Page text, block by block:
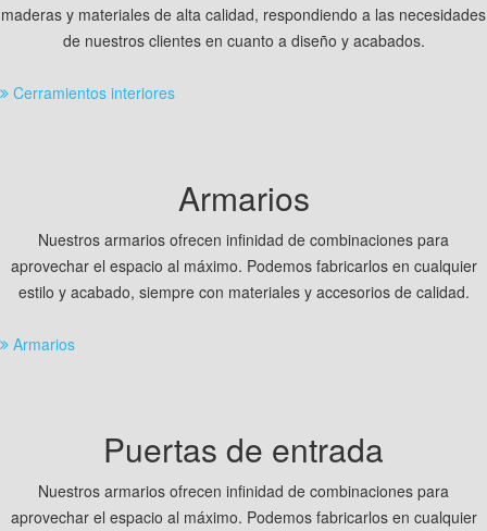
maderas y materiales de alta calidad, respondiendo a las necesidades
de nuestros clientes en cuanto a diseño y acabados.
Cerramientos interiores
Armarios
Nuestros armarios ofrecen infinidad de combinaciones para
aprovechar el espacio al máximo. Podemos fabricarlos en cualquier
estilo y acabado, siempre con materiales y accesorios de calidad.
Armarios
Puertas de entrada
Nuestros armarios ofrecen infinidad de combinaciones para
aprovechar el espacio al máximo. Podemos fabricarlos en cualquier